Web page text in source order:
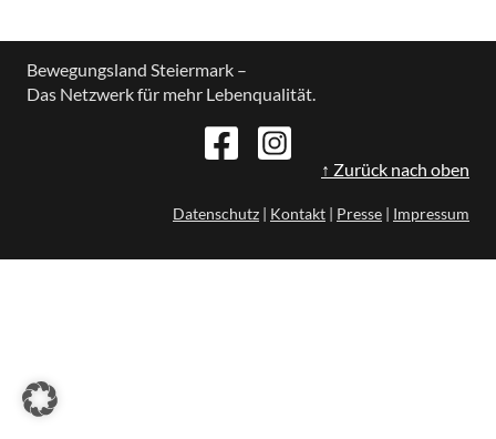
Bewegungsland Steiermark –
Das Netzwerk für mehr Lebenqualität.
↑ Zurück nach oben
Datenschutz | Kontakt | Presse | Impressum